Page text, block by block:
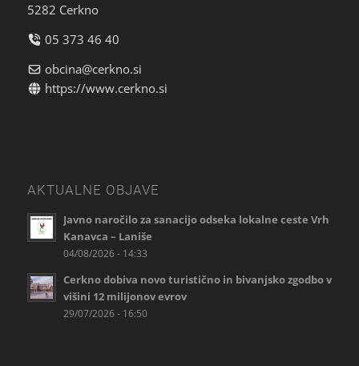
5282 Cerkno
05 373 46 40
obcina@cerkno.si
https://www.cerkno.si
AKTUALNE OBJAVE
Javno naročilo za sanacijo odseka lokalne ceste Vrh
Kanavca – Laniše
04/08/2026 - 14:33
Cerkno dobiva novo turistično in bivanjsko zgodbo v
višini 12 milijonov evrov
29/07/2026 - 16:50